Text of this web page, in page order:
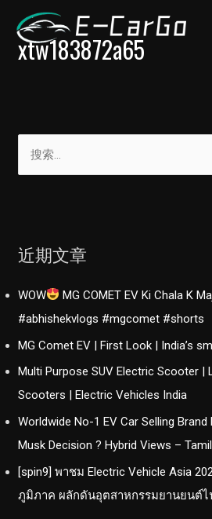
xtw183872a65
近期文章
WOW
MG COMET EV Ki Chala K
#abhishekvlogs #mgcomet #shorts
MG Comet EV | First Look | India’s
Multi Purpose SUV Electric Scooter |
Scooters | Electric Vehicles India
Worldwide No-1 EV Car Selling Brand
Musk Decision ? Hybrid Views – Tamil
[spin9] พาชม Electric Vehicle Asia
ภูมิภาค ผลักดันอุตสาหกรรมยานยนต์ไ